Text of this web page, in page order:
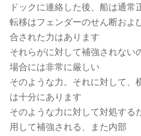
ドックに連絡した後、船は通常
転移はフェンダーのせん断およ
合された力はあります
それらがに対して補強されない
場合には非常に厳しい
そのような力。それに対して、
は十分にあります
そのような力に対して対処する
用して補強される、また内部